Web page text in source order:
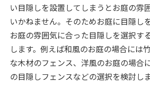
い目隠しを設置してしまうとお庭の雰
いかねません。そのためお庭に目隠し
お庭の雰囲気に合った目隠しを選択す
します。例えば和風のお庭の場合には
な木材のフェンス、洋風のお庭の場合
の目隠しフェンスなどの選択を検討し